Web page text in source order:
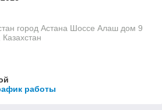
город Астана Шоссе Алаш дом 9
работы